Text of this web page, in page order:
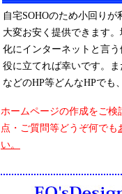
自宅SOHOのため小回り
大変お安く提供できます
化にインターネットと言
役に立てれば幸いです。
などのHP等どんなHPでも
ホームページの作成をご検
点・ご質問等どうぞ何でも
い。